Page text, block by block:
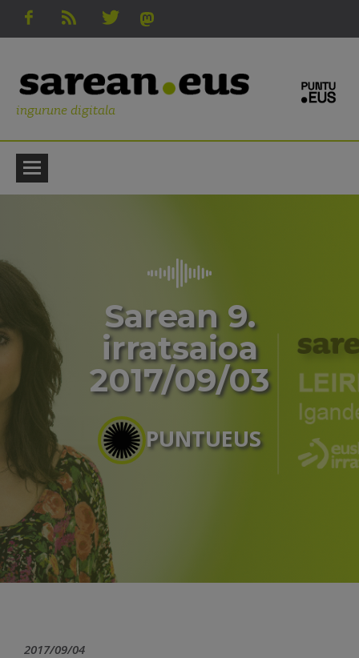
ingurune digitala
Sarean 9.
irratsaioa
2017/09/03
PUNTUEUS
2017/09/04